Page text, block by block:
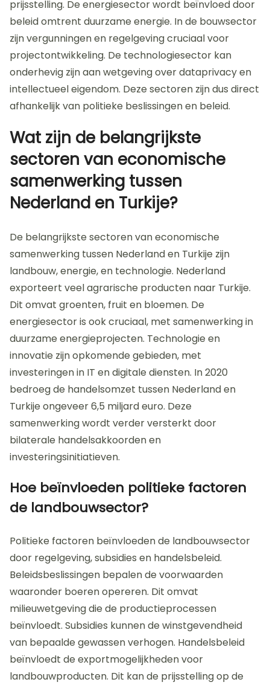
prijsstelling. De energiesector wordt beïnvloed door
beleid omtrent duurzame energie. In de bouwsector
zijn vergunningen en regelgeving cruciaal voor
projectontwikkeling. De technologiesector kan
onderhevig zijn aan wetgeving over dataprivacy en
intellectueel eigendom. Deze sectoren zijn dus direct
afhankelijk van politieke beslissingen en beleid.
Wat zijn de belangrijkste
sectoren van economische
samenwerking tussen
Nederland en Turkije?
De belangrijkste sectoren van economische
samenwerking tussen Nederland en Turkije zijn
landbouw, energie, en technologie. Nederland
exporteert veel agrarische producten naar Turkije.
Dit omvat groenten, fruit en bloemen. De
energiesector is ook cruciaal, met samenwerking in
duurzame energieprojecten. Technologie en
innovatie zijn opkomende gebieden, met
investeringen in IT en digitale diensten. In 2020
bedroeg de handelsomzet tussen Nederland en
Turkije ongeveer 6,5 miljard euro. Deze
samenwerking wordt verder versterkt door
bilaterale handelsakkoorden en
investeringsinitiatieven.
Hoe beïnvloeden politieke factoren
de landbouwsector?
Politieke factoren beïnvloeden de landbouwsector
door regelgeving, subsidies en handelsbeleid.
Beleidsbeslissingen bepalen de voorwaarden
waaronder boeren opereren. Dit omvat
milieuwetgeving die de productieprocessen
beïnvloedt. Subsidies kunnen de winstgevendheid
van bepaalde gewassen verhogen. Handelsbeleid
beïnvloedt de exportmogelijkheden voor
landbouwproducten. Dit kan de prijsstelling op de